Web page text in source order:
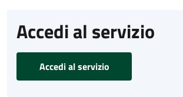
Accedi al servizio
Accedi al servizio